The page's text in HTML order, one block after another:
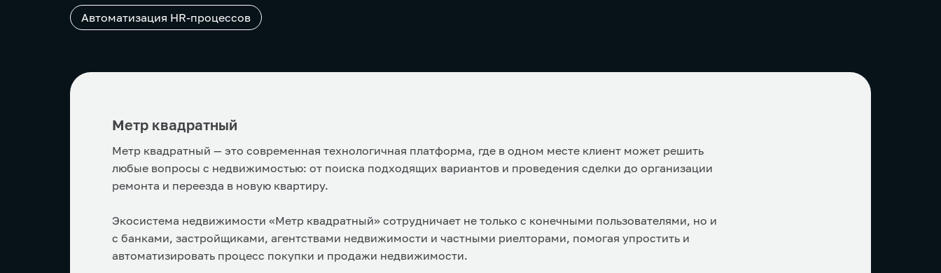
Автоматизация HR-процессов
Метр квадратный
Метр квадратный — это современная технологичная платформа, где в одном месте клиент может решить
любые вопросы с недвижимостью: от поиска подходящих вариантов и проведения сделки до организации
ремонта и переезда в новую квартиру.
Экосистема недвижимости «Метр квадратный» сотрудничает не только с конечными пользователями, но и
с банками, застройщиками, агентствами недвижимости и частными риелторами, помогая упростить и
автоматизировать процесс покупки и продажи недвижимости.